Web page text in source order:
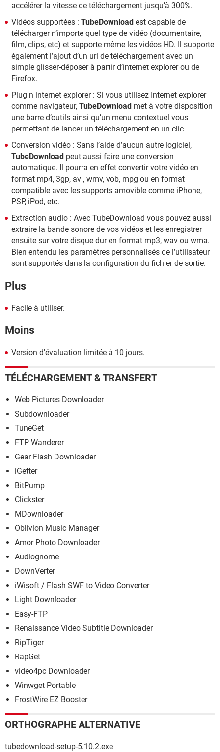
accélérer la vitesse de téléchargement jusqu’à 300%.
Vidéos supportées : TubeDownload est capable de
télécharger n’importe quel type de vidéo (documentaire,
film, clips, etc) et supporte même les vidéos HD. Il supporte
également l’ajout d’un url de téléchargement avec un
simple glisser-déposer à partir d’internet explorer ou de
Firefox.
Plugin internet explorer : Si vous utilisez Internet explorer
comme navigateur, TubeDownload met à votre disposition
une barre d’outils ainsi qu’un menu contextuel vous
permettant de lancer un téléchargement en un clic.
Conversion vidéo : Sans l’aide d’aucun autre logiciel,
TubeDownload peut aussi faire une conversion
automatique. Il pourra en effet convertir votre vidéo en
format mp4, 3gp, avi, wmv, vob, mpg ou en format
compatible avec les supports amovible comme iPhone,
PSP, iPod, etc.
Extraction audio : Avec TubeDownload vous pouvez aussi
extraire la bande sonore de vos vidéos et les enregistrer
ensuite sur votre disque dur en format mp3, wav ou wma.
Bien entendu les paramètres personnalisés de l’utilisateur
sont supportés dans la configuration du fichier de sortie.
Plus
Facile à utiliser.
Moins
Version d'évaluation limitée à 10 jours.
TÉLÉCHARGEMENT & TRANSFERT
Web Pictures Downloader
Subdownloader
TuneGet
FTP Wanderer
Gear Flash Downloader
iGetter
BitPump
Clickster
MDownloader
Oblivion Music Manager
Amor Photo Downloader
Audiognome
DownVerter
iWisoft / Flash SWF to Video Converter
Light Downloader
Easy-FTP
Renaissance Video Subtitle Downloader
RipTiger
RapGet
video4pc Downloader
Winwget Portable
FrostWire EZ Booster
ORTHOGRAPHE ALTERNATIVE
tubedownload-setup-5.10.2.exe